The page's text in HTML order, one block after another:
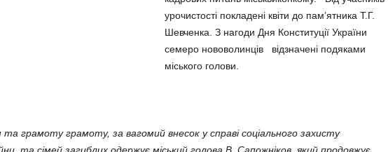
урочистості покладені квіти до пам’ятника Т.Г.
Шевченка. З нагоди Дня Конституції України
семеро нововолинців відзначені подяками
міського голови.
грамоту, за вагомий внесок у справі соціального захисту